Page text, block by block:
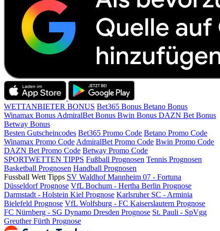
WETTANBIETER BONUS Bet365 Bonus Betano Bonus
Winamax Bonus AdmiralBet Bonus Bwin Bonus DAZN Bet Bonus
Betway Bonus
Besten Gutscheincodes Bet365 Promo Code Betano Promo Code
Winamax Promo Code AdmiralBet Promo Code Bwin Promo Code
DAZN Bet Promo Code Betway Promo Code
SPORTWETTEN TIPPS Fußball Prognosen Tennis Prognosen
Basketball Prognosen Handball Prognosen
Fussball Wett Tipps SV Waldhof Mannheim 07 - Fortuna
Düsseldorf Prognose VfL Bochum - Hertha Berlin Prognose
Darmstadt - Holstein Kiel Prognose Karlsruher SC - Arminia
Bielefeld Prognose VfL Wolfsburg - FC Kaiserslautern Prognose
FC Nürnberg - SG Dynamo Dresden Prognose St. Pauli - SpVgg
Greuther Fürth Prognose